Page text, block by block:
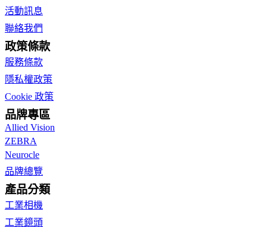
活動訊息
聯絡我們
政策條款
服務條款
隱私權政策
Cookie 政策
品牌專區
Allied Vision
ZEBRA
Neurocle
品牌總覽
產品分類
工業相機
工業鏡頭